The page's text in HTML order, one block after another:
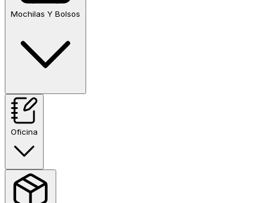
Mochilas Y Bolsos
Oficina